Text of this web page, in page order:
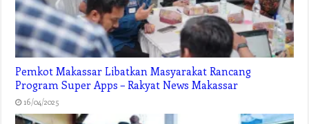
Pemkot Makassar Libatkan Masyarakat Rancang
Program Super Apps – Rakyat News Makassar
16/04/2025